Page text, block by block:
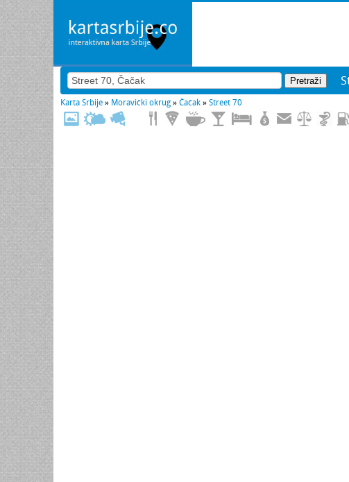
Karta Srbije » Moravički okrug » Čačak » Street 70